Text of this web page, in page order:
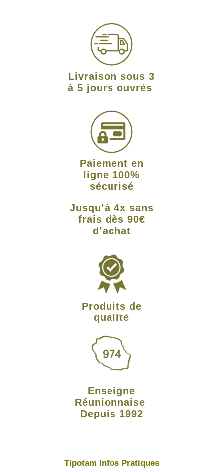
Livraison sous 3
à 5 jours ouvrés
Paiement en
ligne 100%
sécurisé
Jusqu’à 4x sans
frais dès 90€
d’achat
Produits de
qualité
Enseigne
Réunionnaise
Depuis 1992
Tipotam Infos Pratiques